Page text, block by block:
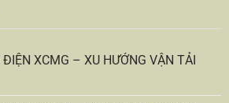
XCMG – XU HƯỚNG VẬN TẢI